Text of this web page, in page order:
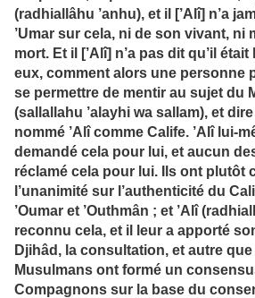
(radhiallâhu ’anhu), et il [’Alî] n’a
’Umar sur cela, ni de son vivant, ni
mort. Et il [’Alî] n’a pas dit qu’il
eux, comment alors une personne
se permettre de mentir au sujet du
(sallallahu ’alayhi wa sallam), et
nommé ’Alî comme Calife. ’Alî lui-
demandé cela pour lui, et aucun
réclamé cela pour lui. Ils ont plutôt
l’unanimité sur l’authenticité du
’Oumar et ’Outhmân ; et ’Alî
reconnu cela, et il leur a apporté
Djihâd, la consultation, et autre
Musulmans ont formé un
Compagnons sur la base du